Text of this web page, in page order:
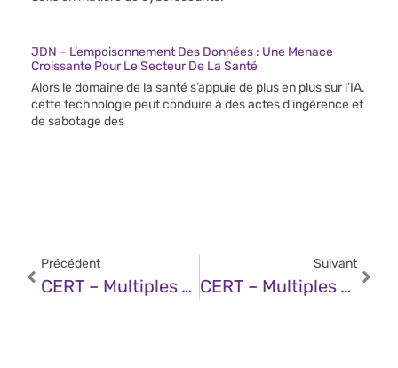
JDN – L’empoisonnement Des Données : Une Menace
Croissante Pour Le Secteur De La Santé
Alors le domaine de la santé s’appuie de plus en plus sur l’IA,
cette technologie peut conduire à des actes d’ingérence et
de sabotage des
Précédent
CERT – Multiples Vulnérabilités Dans Les Produits Microsoft (10 Septembre 2025)
Suivant
CERT – Multiples Vulnérabilités Dans Les Produits Fortinet (10 Septembre 2025)